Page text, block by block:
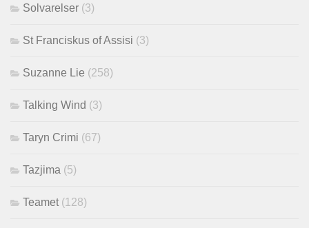
Solvarelser (3)
St Franciskus of Assisi (3)
Suzanne Lie (258)
Talking Wind (3)
Taryn Crimi (67)
Tazjima (5)
Teamet (128)